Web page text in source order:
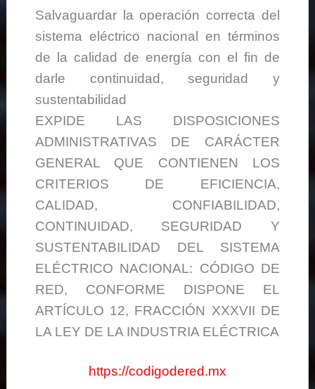
Salvaguardar la operación correcta del
sistema eléctrico nacional en términos
de la calidad de energía con el fin de
darle continuidad, seguridad y
sustentabilidad
EXPIDE LAS DISPOSICIONES
ADMINISTRATIVAS DE CARÁCTER
GENERAL QUE CONTIENEN LOS
CRITERIOS DE EFICIENCIA,
CALIDAD, CONFIABILIDAD,
CONTINUIDAD, SEGURIDAD Y
SUSTENTABILIDAD DEL SISTEMA
ELÉCTRICO NACIONAL: CÓDIGO DE
RED, CONFORME DISPONE EL
ARTÍCULO 12, FRACCIÓN XXXVII DE
LA LEY DE LA INDUSTRIA ELÉCTRICA
https://codigodered.mx